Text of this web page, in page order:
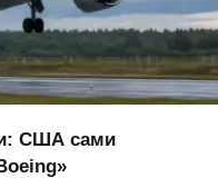
США сами